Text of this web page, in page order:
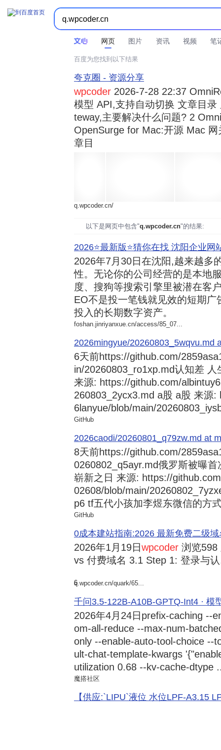
网页 图片 资讯 视频 笔
时间不限  所有网页和文件  站点内检索 
百度为您找到以下结果
夸克圈 - 资源分享
wpcoder 2026-7-28 22:37
模型 API,支持自动切换 文章目
teway,主要解决什么问题? 2
OpenSurge for Mac:开源 Mac
章目
q.wpcoder.cn/
以下是网页中包含"q.wpcoder.cn"的结果:
2026⭐️最新版⭐️猜你在找 沈阳企业网
2026年7月30日在沈阳,越来越多
性。无论你的公司经营的是本地
度、搜狗等搜索引擎里被潜在客
EO不是投一笔钱就见效的短期
投入的长期数字资产。
foshan.jinriyanxue.cn/access/85_07...
2026mingyue/20260803_5wqvu.md
6天前https://github.com/
in/20260803_ro1xp.md认知差
来源: https://github.com/
260803_2ycx3.md a股 a股 来源
6lanyue/blob/main/
GitHub
2026caodi/20260801_q79zw.md at
8天前https://github.com/
0260802_q5ayr.md俄罗斯被曝
崭新之日 来源: https://
02608/blob/main/
p6 tf五代小孩加李煜东微信的方
GitHub
0成本建站指南:2026 最新免费二级
2026年1月19日wpcoder 浏览598
vs 付费域名 3.1 Step 1: 登录与
6
q.wpcoder.cn/quark/65...
千问3.5-122B-A10B-GPTQ-Int4 · 模
2026年4月24日 prefix-caching --
om-all-reduce --max-num-
only --enable-auto-tool-choice --
ult-chat-template-kwargs
utilization 0.68 --kv-cache-dtype
魔搭社区
【供应:`LIPU`液位 水位LPF-A3.15